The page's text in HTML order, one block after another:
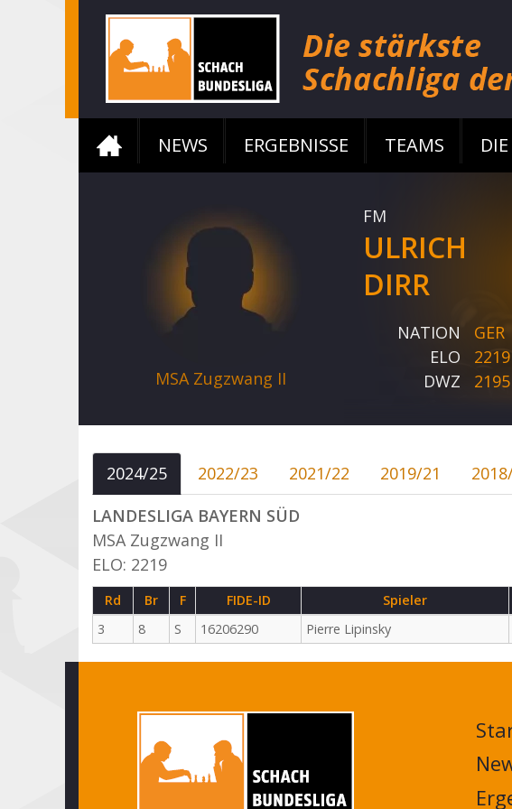
NEWS ERGEBNISSE TEAMS
MSA Zugzwang II
FM
ULRICH
DIRR
NATION
GER
ELO
2219
DWZ
2195
2024/25 2022/23 2021/22 2019/21
LANDESLIGA BAYERN SÜD
MSA Zugzwang II
ELO: 2219
Rd Br F FIDE-ID Spieler
3
8 S 16206290 Pierre Lipinsky
MAIN